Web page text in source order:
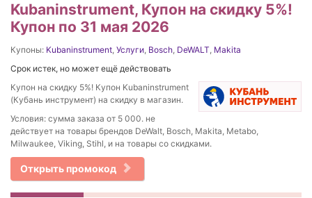
Kubaninstrument, Купон на скидку 5%!
Купон по 31 мая 2026
Купоны: Kubaninstrument, Услуги, Bosch, DeWALT, Makita
Срок истек, но может ещё действовать
Купон на скидку 5%! Купон Kubaninstrument
(Кубань инструмент) на скидку в магазин.
Условия: сумма заказа от 5 000. не
действует на товары брендов DeWalt, Bosch, Makita, Metabo,
Milwaukee, Viking, Stihl, и на товары со скидками.
Открыть промокод